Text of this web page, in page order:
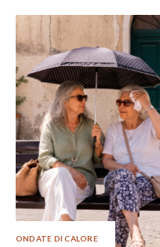
ONDATE DI CALORE